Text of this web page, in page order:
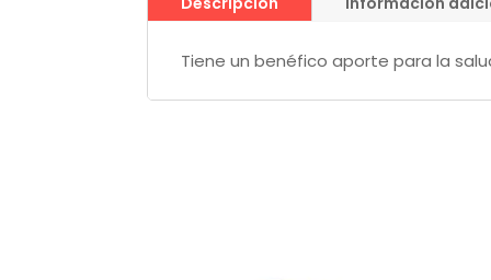
Tiene un benéfico aporte para la